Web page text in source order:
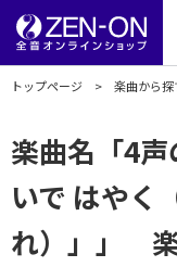
トップページ 楽曲から探
楽曲名「4
いで はやく
れ）」」